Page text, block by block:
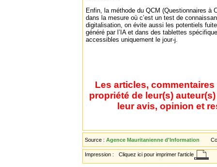
Enfin, la méthode du QCM (Questionnaires à
dans la mesure où c’est un test de
digitalisation, on évite aussi les potentiels
généré par l’IA et dans des tablettes
accessibles uniquement le jour-j.
Les articles,
propriété de leur(s)
leur avis, opinion et
Source : Agence Mauritanienne d'Information
Impression : Cliquez ici pour imprimer l'article